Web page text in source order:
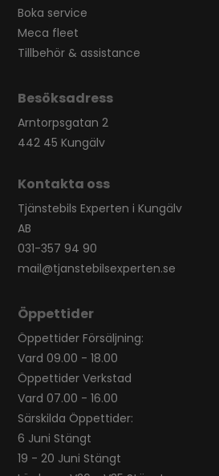
Boka service
Meca fleet
Tillbehör & assistance
Besöksadress
Arntorpsgatan 2
442 45 Kungälv
Kontakta oss
Tjänstebils Experten i Kungälv
AB
031-357 94 90
mail@tjanstebilsexperten.se
Öppettider
Öppettider Försäljning:
Vard 09.00 - 18.00
Öppettider Verkstad
Vard 07.00 - 16.00
Särskilda Öppettider:
6 Juni Stängt
19 - 20 Juni Stängt